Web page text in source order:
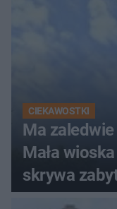
CIEKAWOSTKI
Ma
Mała
skrywa